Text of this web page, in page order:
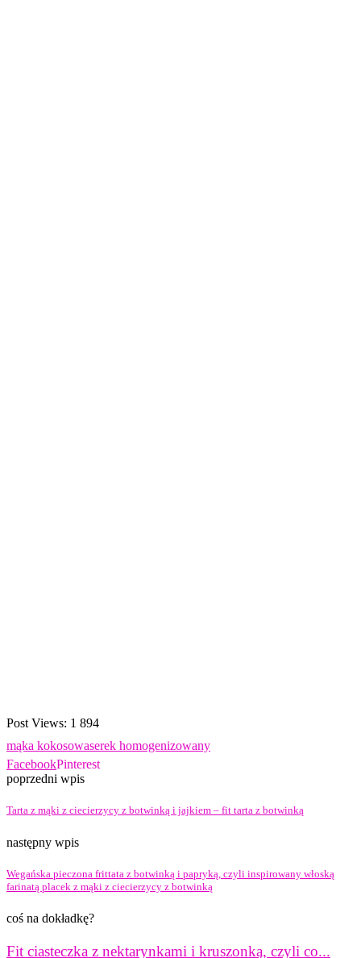
Post Views: 1 894
mąka kokosowaserek homogenizowany
FacebookPinterest
poprzedni wpis
Tarta z mąki z ciecierzycy z botwinką i jajkiem – fit tarta z botwinką
następny wpis
Wegańska pieczona frittata z botwinką i papryką, czyli inspirowany włoską
farinatą placek z mąki z ciecierzycy z botwinką
coś na dokładkę?
Fit ciasteczka z nektarynkami i kruszonką, czyli co...